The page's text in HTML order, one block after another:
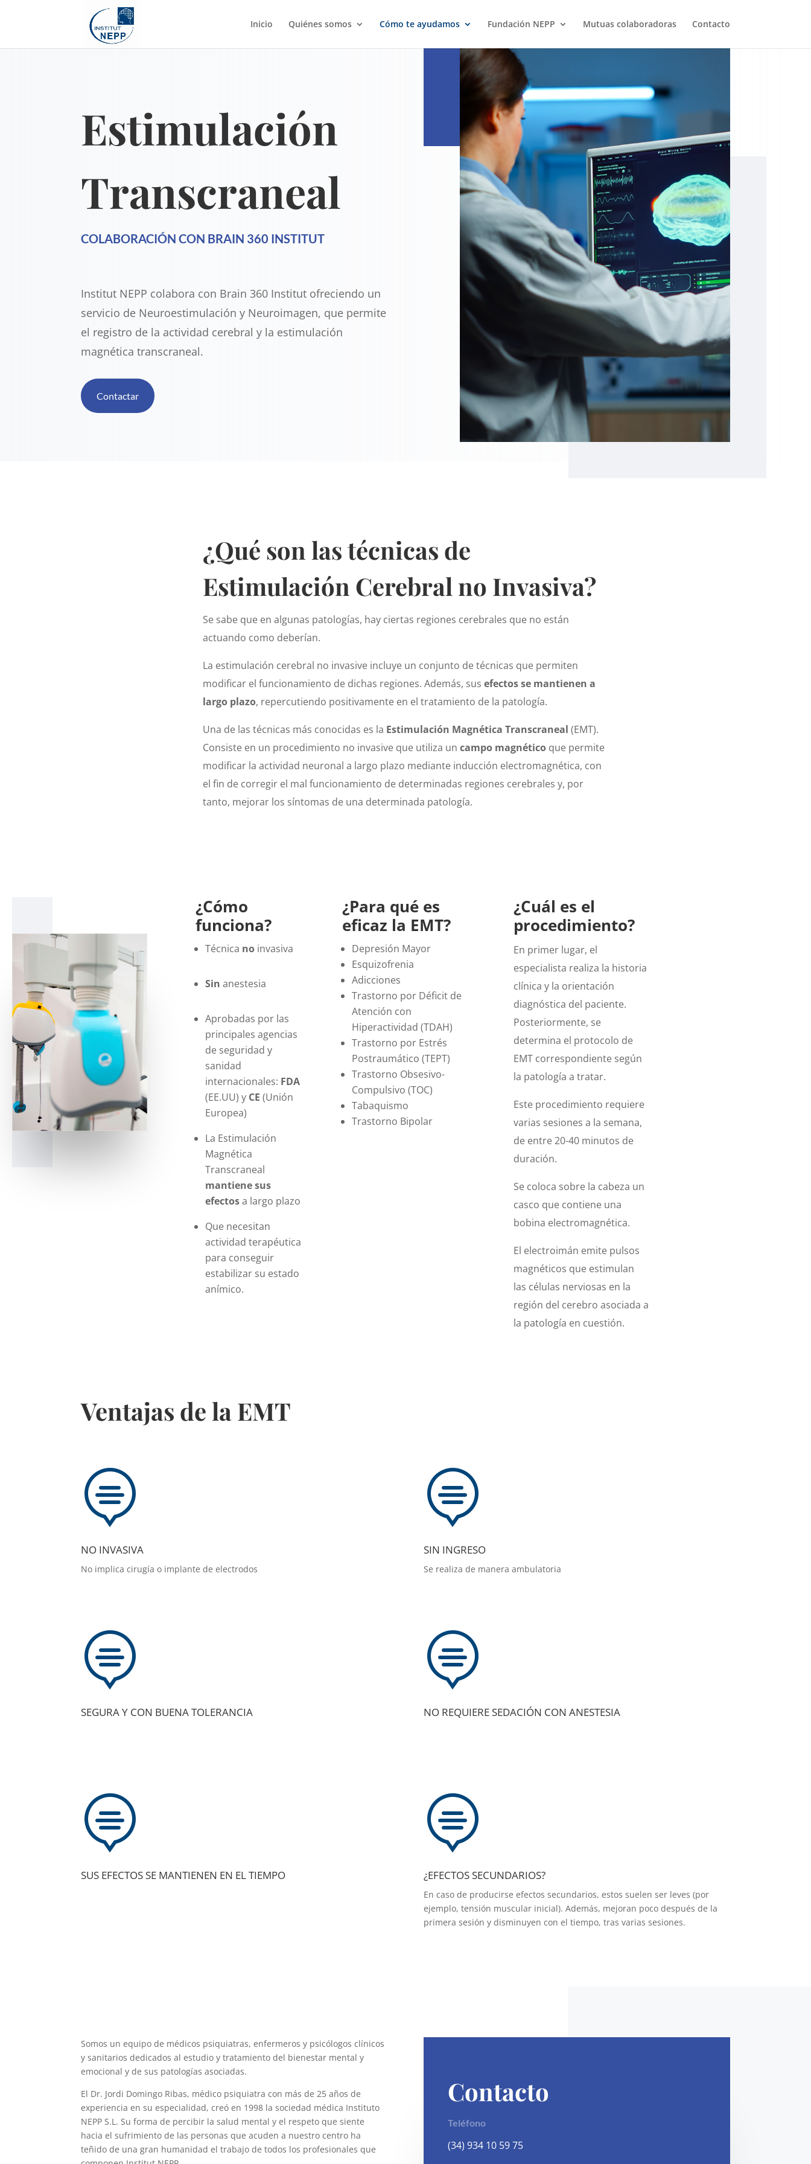
Inicio Quiénes somos Cómo te ayudamos Fundación NEPP Mutuas colaboradoras Contacto
Estimulación
Transcraneal
COLABORACIÓN CON BRAIN 360 INSTITUT
Institut NEPP colabora con Brain 360 Institut ofreciendo un
servicio de Neuroestimulación y Neuroimagen, que permite
el registro de la actividad cerebral y la estimulación
magnética transcraneal.
Contactar
¿Qué son las técnicas de
Estimulación Cerebral no Invasiva?
Se sabe que en algunas patologías, hay ciertas regiones cerebrales que no están
actuando como deberían.
La estimulación cerebral no invasive incluye un conjunto de técnicas que permiten
modificar el funcionamiento de dichas regiones. Además, sus efectos se mantienen a
largo plazo, repercutiendo positivamente en el tratamiento de la patología.
Una de las técnicas más conocidas es la Estimulación Magnética Transcraneal (EMT).
Consiste en un procedimiento no invasive que utiliza un campo magnético que permite
modificar la actividad neuronal a largo plazo mediante inducción electromagnética, con
el fin de corregir el mal funcionamiento de determinadas regiones cerebrales y, por
tanto, mejorar los síntomas de una determinada patología.
¿Cómo
funciona?
Técnica noinvasiva
Sin anestesia
Aprobadas por las
principales agencias
de seguridad y
sanidad
internacionales: FDA
(EE.UU) y CE (Unión
Europea)
La Estimulación
Magnética
Transcraneal
mantiene sus
efectosa largo plazo
Que necesitan
actividad terapéutica
para conseguir
estabilizar su estado
anímico.
¿Para qué es
eficaz la EMT?
Depresión Mayor
Esquizofrenia
Adicciones
Trastorno por Déficit de
Atención con
Hiperactividad (TDAH)
Trastorno por Estrés
Postraumático (TEPT)
Trastorno Obsesivo-
Compulsivo (TOC)
Tabaquismo
Trastorno Bipolar
¿Cuál es el
procedimiento?
En primer lugar, el
especialista realiza la historia
clínica y la orientación
diagnóstica del paciente.
Posteriormente, se
determina el protocolo de
EMT correspondiente según
la patología a tratar.
Este procedimiento requiere
varias sesiones a la semana,
de entre 20-40 minutos de
duración.
Se coloca sobre la cabeza un
casco que contiene una
bobina electromagnética.
El electroimán emite pulsos
magnéticos que estimulan
las células nerviosas en la
región del cerebro asociada a
la patología en cuestión.
Ventajas de la EMT

NO INVASIVA
No implica cirugía o implante de electrodos

SIN INGRESO
Se realiza de manera ambulatoria

SEGURA Y CON BUENA TOLERANCIA

NO REQUIERE SEDACIÓN CON ANESTESIA

SUS EFECTOS SE MANTIENEN EN EL TIEMPO

¿EFECTOS SECUNDARIOS?
En caso de producirse efectos secundarios, estos suelen ser leves (por
ejemplo, tensión muscular inicial). Además, mejoran poco después de la
primera sesión y disminuyen con el tiempo, tras varias sesiones.
Somos un equipo de médicos psiquiatras, enfermeros y psicólogos clínicos
y sanitarios dedicados al estudio y tratamiento del bienestar mental y
emocional y de sus patologías asociadas.
El Dr. Jordi Domingo Ribas, médico psiquiatra con más de 25 años de
experiencia en su especialidad, creó en 1998 la sociedad médica Instituto
NEPP S.L. Su forma de percibir la salud mental y el respeto que siente
hacia el sufrimiento de las personas que acuden a nuestro centro ha
teñido de una gran humanidad el trabajo de todos los profesionales que
Contacto
Teléfono
(34) 934 10 59 75